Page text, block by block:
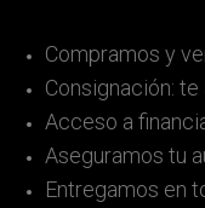
Compramos y
Consignación:
Acceso a
Aseguramos tu
Entregamos en